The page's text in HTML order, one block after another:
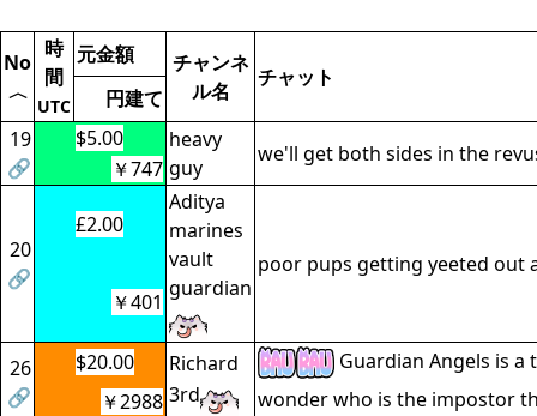
No
〈
時
間
UTC
元金額
チャンネ
ル名
チャット
円建て
19
🔗
$5.00
heavy
guy
we'll get both sides in the
￥747
20
🔗
£2.00
Aditya
marines
vault
guardian
poor pups getting yeeted out
￥401
26
🔗
$20.00
Richard
3rd
Guardian Angels is a
wonder who is the impostor
￥2988